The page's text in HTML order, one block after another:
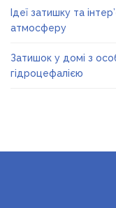
Ідеї затишку та
атмосферу
Затишок у домі з
гідроцефалією